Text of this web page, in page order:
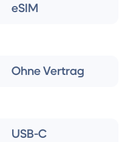
eSIM
Ohne Vertrag
USB-C